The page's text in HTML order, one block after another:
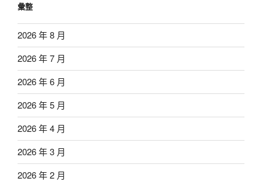
彙整
2026 年 8 月
2026 年 7 月
2026 年 6 月
2026 年 5 月
2026 年 4 月
2026 年 3 月
2026 年 2 月